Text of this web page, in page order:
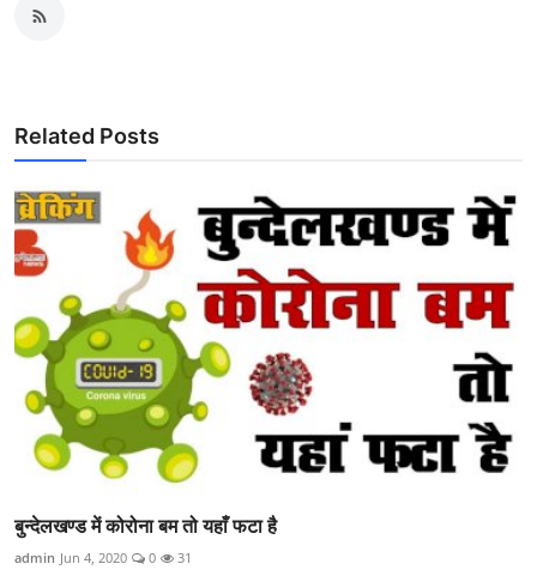
Related Posts
बुन्देलखण्ड में कोरोना बम तो यहाँ फटा है
admin Jun 4, 2020 0 31